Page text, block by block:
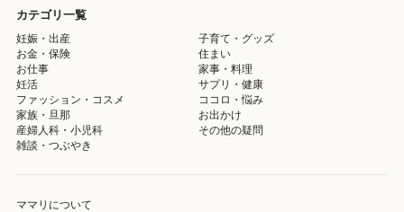
カテゴリ一覧
妊娠・出産
子育て・グッズ
お金・保険
住まい
お仕事
家事・料理
妊活
サプリ・健康
ファッション・コスメ
ココロ・悩み
家族・旦那
お出かけ
産婦人科・小児科
その他の疑問
雑談・つぶやき
ママリについて